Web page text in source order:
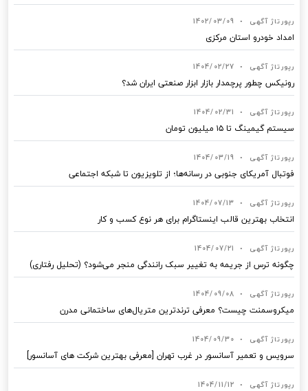
رپورتاژ آگهی •
1402/03/09
امداد خودرو استان مرکزی
رپورتاژ آگهی •
1404/02/27
رونیکس چطور پرچمدار بازار ابزار صنعتی ایران شد؟
رپورتاژ آگهی •
1404/02/31
سیستم گیمینگ تا ۱۵ میلیون تومان
رپورتاژ آگهی •
1404/03/19
فوتبال آمریکای جنوبی در رسانه‌ها؛ از تلویزیون تا شبکه اجتماعی
رپورتاژ آگهی •
1404/07/13
انتخاب بهترین قالب‌ اینستاگرام برای هر نوع کسب‌ و کار
رپورتاژ آگهی •
1404/07/21
چگونه ترس از جریمه به تغییر سبک رانندگی منجر می‌شود؟ (تحلیل رفتاری)
رپورتاژ آگهی •
1404/09/08
میکروسمنت چیست؟ معرفی ترندترین متریال‌های ساختمانی مدرن
رپورتاژ آگهی •
1404/09/30
سرویس و تعمیر آسانسور در غرب تهران [معرفی بهترین شرکت های آسانسور]
رپورتاژ آگهی •
1404/11/12